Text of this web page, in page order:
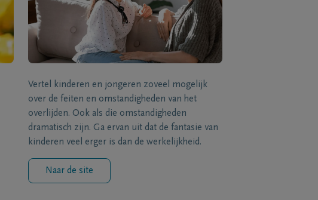
Vertel kinderen en jongeren zoveel mogelijk
over de feiten en omstandigheden van het
overlijden. Ook als die omstandigheden
dramatisch zijn. Ga ervan uit dat de fantasie van
kinderen veel erger is dan de werkelijkheid.
Naar de site